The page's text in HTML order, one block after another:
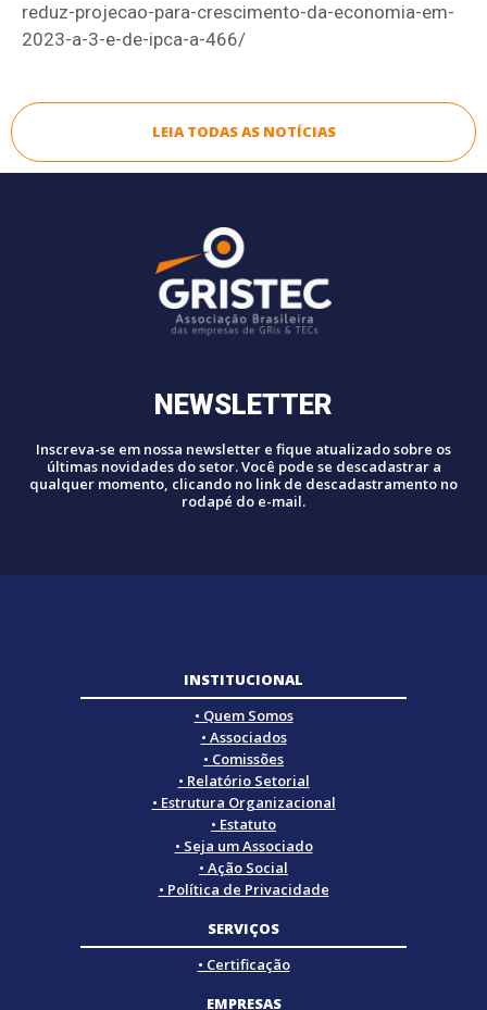
reduz-projecao-para-crescimento-da-economia-em-
2023-a-3-e-de-ipca-a-466/
LEIA TODAS AS NOTÍCIAS
NEWSLETTER
Inscreva-se em nossa newsletter e fique atualizado sobre os
últimas novidades do setor. Você pode se descadastrar a
qualquer momento, clicando no link de descadastramento no
rodapé do e-mail.
INSTITUCIONAL
• Quem Somos
• Associados
• Comissões
• Relatório Setorial
• Estrutura Organizacional
• Estatuto
• Seja um Associado
• Ação Social
• Política de Privacidade
SERVIÇOS
• Certificação
EMPRESAS